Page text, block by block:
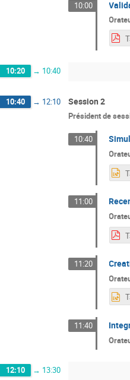
10:00
10:20 → 10:40
10:40 → 12:10 Session 2
Président de
10:40
11:00
11:20
11:40
12:10 → 13:30